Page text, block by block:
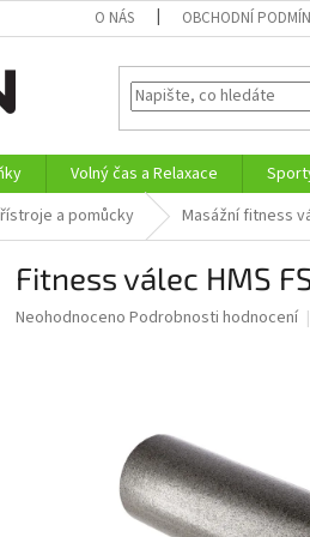
O NÁS OBCHODNÍ
Volný čas a Relaxace
a pomůcky Masážní fitness
Fitness válec HMS
Průměrné
Neohodnoceno Podrobnosti hodnocení